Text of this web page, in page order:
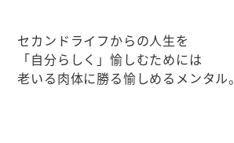
セカンドライフからの人生を
「自分らしく」愉しむためには
老いる肉体に勝る愉しめるメンタル。